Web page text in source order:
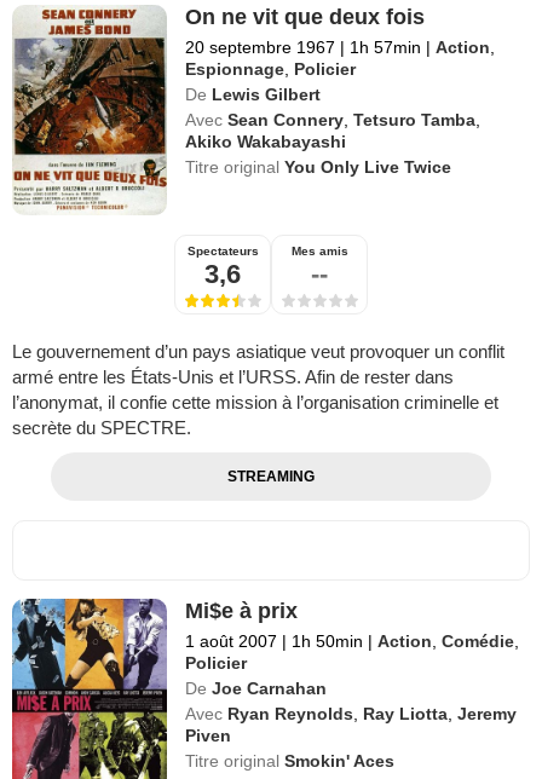
On ne vit que deux fois
20 septembre 1967 | 1h 57min | Action
Espionnage Policier
De Lewis Gilbert
Avec Sean Connery ,Tetsuro Tamba
Akiko Wakabayashi
Titre originalYou Only Live Twice
Spectateurs
3,6
Mes amis
--
Le gouvernement d’un pays asiatique veut provoquer un conflit
armé entre les États-Unis et l’URSS. Afin de rester dans
l’anonymat, il confie cette mission à l’organisation criminelle et
secrète du SPECTRE.
STREAMING
Mi$e à prix
1 août 2007 | 1h 50min | Action ,Comédie
Policier
De Joe Carnahan
Avec Ryan Reynolds Ray Liotta ,Jeremy
Piven
Titre originalSmokin' Aces